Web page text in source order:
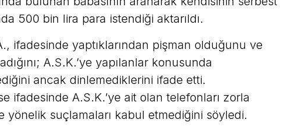
500 bin lira para istendiği aktarıldı.
ifadesinde yaptıklarından pişman olduğunu ve
A.S.K.’ye yapılanlar konusunda
ancak dinlemediklerini ifade etti.
ifadesinde A.S.K.’ye ait olan telefonları zorla
yönelik suçlamaları kabul etmediğini söyledi.